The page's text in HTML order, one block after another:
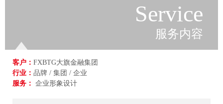
Service
服务内容
客户： FXBTG大旗金融集团
行业： 品牌 / 集团 / 企业
服务： 企业形象设计